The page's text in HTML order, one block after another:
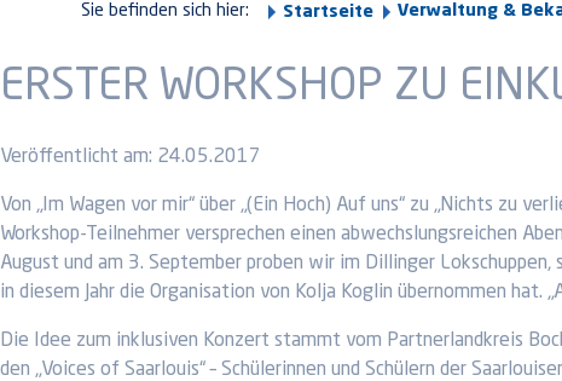
Sie befinden sich hier: Startseite Verwaltung &
ERSTER WORKSHOP ZU
Veröffentlicht am: 24.05.2017
Von „Im Wagen vor mir“ über „(Ein Hoch) Auf uns“ zu „Nichts zu
Workshop-Teilnehmer versprechen einen abwechslungsreichen
August und am 3. September proben wir im Dillinger
in diesem Jahr die Organisation von Kolja Koglin übernommen hat.
Die Idee zum inklusiven Konzert stammt vom Partnerlandkreis
den „Voices of Saarlouis“ – Schülerinnen und Schülern der